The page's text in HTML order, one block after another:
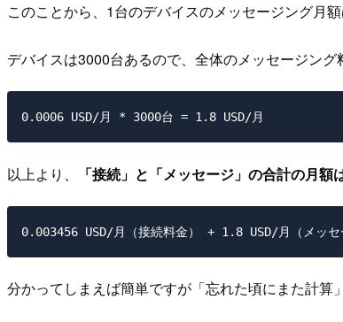
このことから、1台のデバイスのメッセージング月
デバイスは3000台あるので、全体のメッセージング
以上より、 「接続」と「メッセージ」の合計の月額
分かってしまえば簡単ですが「忘れた頃にまた計